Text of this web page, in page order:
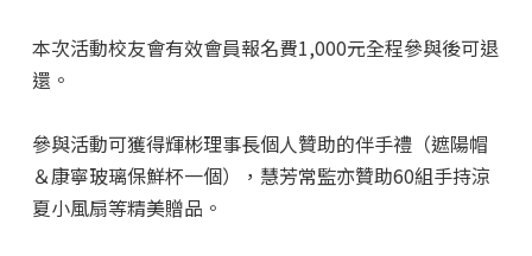
本次活動校友會有效會員報名費1,000元全程參與後可退
還。
參與活動可獲得輝彬理事長個人贊助的伴手禮（遮陽帽
＆康寧玻璃保鮮杯一個），慧芳常監亦贊助60組手持涼
夏小風扇等精美贈品。